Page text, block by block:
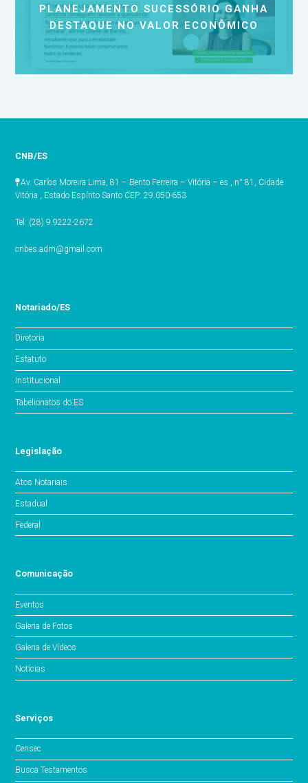
PLANEJAMENTO SUCESSÓRIO GANHA
DESTAQUE NO VALOR ECONÔMICO
CNB/ES
Av. Carlos Moreira Lima, 81 – Bento Ferreira – Vitória – es , n° 81, Cidade
Vitória , Estado Espírito Santo CEP: 29.050-653
Tel: (28) 9.9222-2672
cnbes.adm@gmail.com
Notariado/ES
Diretoria
Estatuto
Institucional
Tabelionatos do ES
Legislação
Atos Notariais
Estadual
Federal
Comunicação
Eventos
Galeria de Fotos
Galeria de Vídeos
Notícias
Serviços
Censec
Busca Testamentos